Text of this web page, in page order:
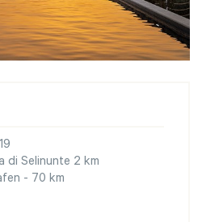
di Selinunte 2 km
- 70 km